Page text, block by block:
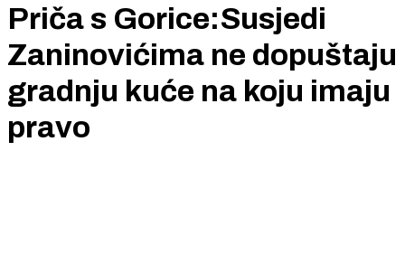
Priča s Gorice:Susjedi
Zaninovićima ne dopuštaju
gradnju kuće na koju imaju
pravo